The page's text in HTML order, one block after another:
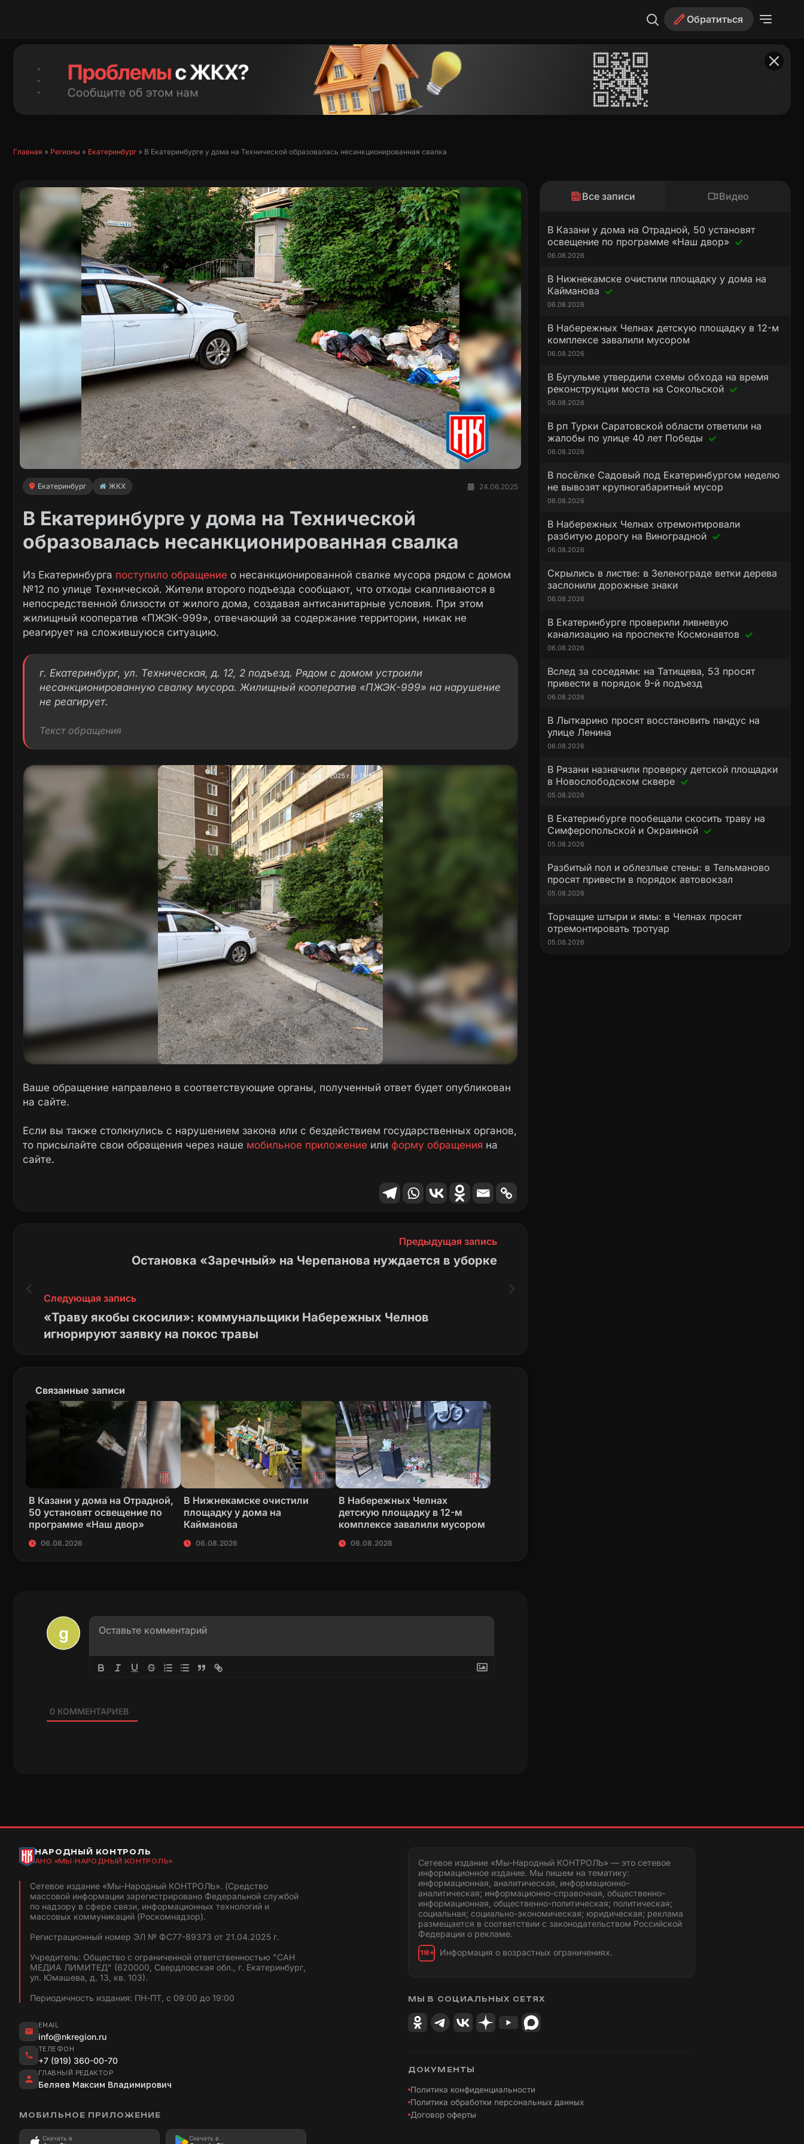
Обратиться
Главная » Регионы » Екатеринбург » В Екатеринбурге у дома на Технической образовалась несанкционированная свалка
Екатеринбург ЖКХ 24.06.2025
В Екатеринбурге у дома на Технической
образовалась несанкционированная свалка
Из Екатеринбурга поступило обращение о несанкционированной свалке мусора рядом с домом
№12 по улице Технической. Жители второго подъезда сообщают, что отходы скапливаются в
непосредственной близости от жилого дома, создавая антисанитарные условия. При этом
жилищный кооператив «ПЖЭК-999», отвечающий за содержание территории, никак не
реагирует на сложившуюся ситуацию.
г. Екатеринбург, ул. Техническая, д. 12, 2 подъезд. Рядом с домом устроили
несанкционированную свалку мусора. Жилищный кооператив «ПЖЭК-999» на нарушение
не реагирует.
Текст обращения
Ваше обращение направлено в соответствующие органы, полученный ответ будет опубликован
на сайте.
Если вы также столкнулись с нарушением закона или с бездействием государственных органов,
то присылайте свои обращения через наше мобильное приложение или форму обращения на
сайте.
Предыдущая запись
Остановка «Заречный» на Черепанова нуждается в уборке
Следующая запись
«Траву якобы скосили»: коммунальщики Набережных Челнов
игнорируют заявку на покос травы
Связанные записи
В Казани у дома на Отрадной,
50 установят освещение по
программе «Наш двор»
06.08.2026
В Нижнекамске очистили
площадку у дома на
Кайманова
06.08.2026
В Набережных Челнах
детскую площадку в 12-м
комплексе завалили мусором
06.08.2026
0КОММЕНТАРИЕВ
Все записи Видео
В Казани у дома на Отрадной, 50 установят
освещение по программе «Наш двор»
06.08.2026
В Нижнекамске очистили площадку у дома на
Кайманова
06.08.2026
В Набережных Челнах детскую площадку в 12-м
комплексе завалили мусором
06.08.2026
В Бугульме утвердили схемы обхода на время
реконструкции моста на Сокольской
06.08.2026
В рп Турки Саратовской области ответили на
жалобы по улице 40 лет Победы
06.08.2026
В посёлке Садовый под Екатеринбургом неделю
не вывозят крупногабаритный мусор
06.08.2026
В Набережных Челнах отремонтировали
разбитую дорогу на Виноградной
06.08.2026
Скрылись в листве: в Зеленограде ветки дерева
заслонили дорожные знаки
06.08.2026
В Екатеринбурге проверили ливневую
канализацию на проспекте Космонавтов
06.08.2026
Вслед за соседями: на Татищева, 53 просят
привести в порядок 9-й подъезд
06.08.2026
В Лыткарино просят восстановить пандус на
улице Ленина
06.08.2026
В Рязани назначили проверку детской площадки
в Новослободском сквере
05.08.2026
В Екатеринбурге пообещали скосить траву на
Симферопольской и Окраинной
05.08.2026
Разбитый пол и облезлые стены: в Тельманово
просят привести в порядок автовокзал
05.08.2026
Торчащие штыри и ямы: в Челнах просят
отремонтировать тротуар
05.08.2026
НАРОДНЫЙ КОНТРОЛЬ
АНО «МЫ-НАРОДНЫЙ КОНТРОЛЬ»
Сетевое издание «Мы-Народный КОНТРОЛЬ». (Средство
массовой информации зарегистрировано Федеральной службой
по надзору в сфере связи, информационных технологий и
массовых коммуникаций (Роскомнадзор).
Регистрационный номер ЭЛ № ФС77-89373 от 21.04.2025 г.
Учредитель: Общество с ограниченной ответственностью "САН
МЕДИА ЛИМИТЕД" (620000, Свердловская обл., г. Екатеринбург,
ул. Юмашева, д. 13, кв. 103).
Периодичность издания: ПН-ПТ, с 09:00 до 19:00
EMAIL
info@nkregion.ru
ТЕЛЕФОН
+7 (919) 360-00-70
ГЛАВНЫЙ РЕДАКТОР
Беляев Максим Владимирович
МОБИЛЬНОЕ ПРИЛОЖЕНИЕ
Скачать в Скачать в
Сетевое издание «Мы-Народный КОНТРОЛЬ» — это сетевое
информационное издание. Мы пишем на тематику:
информационная, аналитическая, информационно-
аналитическая; информационно-справочная, общественно-
информационная, общественно-политическая; политическая;
социальная; социально-экономическая; юридическая; реклама
размещается в соответствии с законодательством Российской
Федерации о рекламе.
18+ Информация о возрастных ограничениях.
МЫ В СОЦИАЛЬНЫХ СЕТЯХ
ДОКУМЕНТЫ
Политика конфиденциальности
Политика обработки персональных данных
Договор оферты